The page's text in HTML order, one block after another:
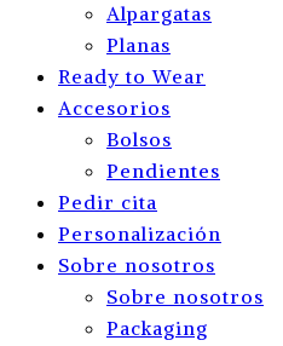
Alpargatas
Planas
Ready to Wear
Accesorios
Bolsos
Pendientes
Pedir cita
Personalización
Sobre nosotros
Sobre nosotros
Packaging